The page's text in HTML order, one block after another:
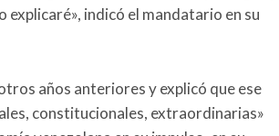
indicó el mandatario en su
años anteriores y explicó que ese
constitucionales, extraordinarias»